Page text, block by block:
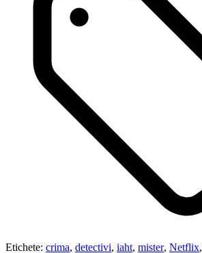
Etichete: crima, detectivi, iaht, mister, Netflix,